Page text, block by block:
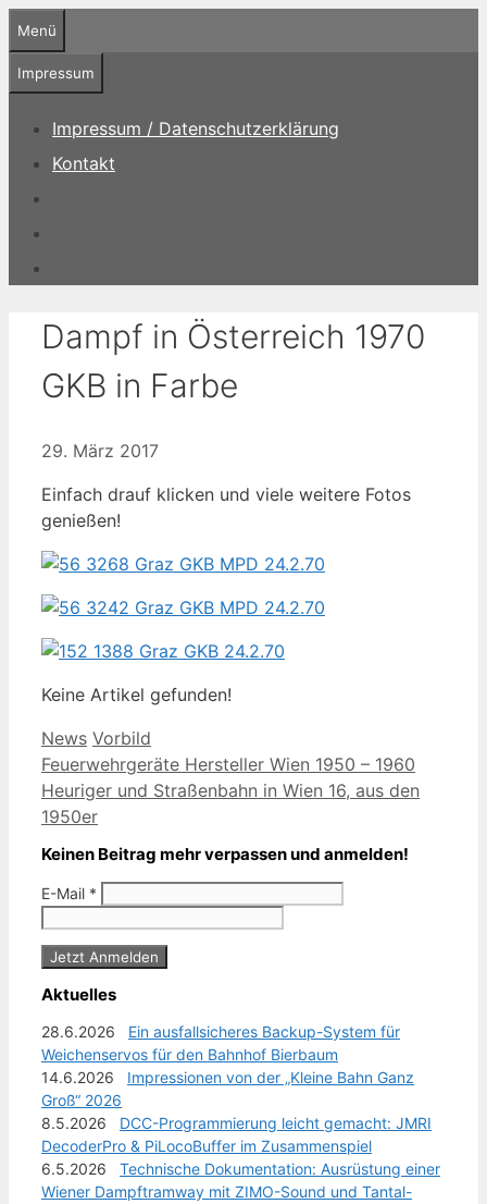
Zum
Inhalt
springen
Menü
Impressum
Impressum / Datenschutzerklärung
Kontakt
Dampf in Österreich 1970
GKB in Farbe
29. März 2017
Einfach drauf klicken und viele weitere Fotos
genießen!
Keine Artikel gefunden!
Kategorien
News Schlagwörter
Vorbild
Feuerwehrgeräte Hersteller Wien 1950 – 1960
Heuriger und Straßenbahn in Wien 16, aus den
1950er
Keinen Beitrag mehr verpassen und anmelden!
E-Mail *
Aktuelles
28.6.2026 Ein ausfallsicheres Backup-System für
Weichenservos für den Bahnhof Bierbaum
14.6.2026 Impressionen von der „Kleine Bahn Ganz
Groß“ 2026
8.5.2026 DCC-Programmierung leicht gemacht: JMRI
DecoderPro & PiLocoBuffer im Zusammenspiel
6.5.2026 Technische Dokumentation: Ausrüstung einer
Wiener Dampftramway mit ZIMO-Sound und Tantal-